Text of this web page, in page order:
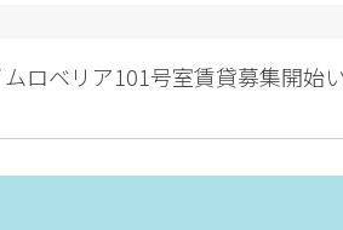
ムロベリア101号室賃貸募集開始